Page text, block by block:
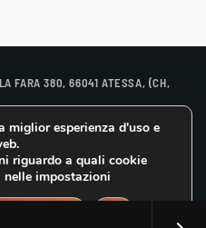
FARA 380, 66041 ATESSA, (CH,
miglior esperienza d'uso e
riguardo a quali cookie
impostazioni